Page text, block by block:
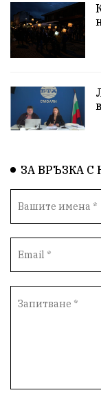
ЗА ВРЪЗКА С